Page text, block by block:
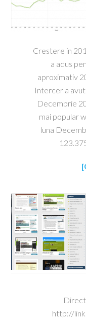
Crestere in
a adus
aproximativ
Intercer a
Decembrie
mai popular
luna
http://